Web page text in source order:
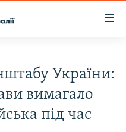
України:
вимагало
під час